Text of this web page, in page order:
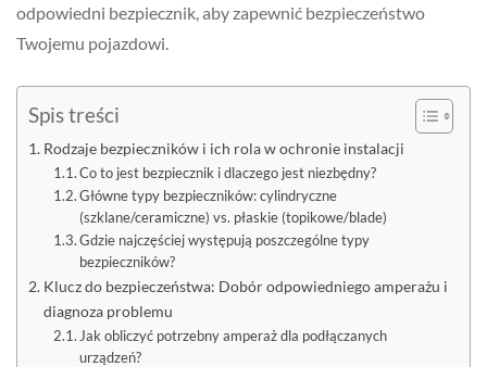
odpowiedni bezpiecznik, aby zapewnić bezpieczeństwo
Twojemu pojazdowi.
Spis treści
Rodzaje bezpieczników i ich rola w ochronie instalacji
Co to jest bezpiecznik i dlaczego jest niezbędny?
Główne typy bezpieczników: cylindryczne
(szklane/ceramiczne) vs. płaskie (topikowe/blade)
Gdzie najczęściej występują poszczególne typy
bezpieczników?
Klucz do bezpieczeństwa: Dobór odpowiedniego amperażu i
diagnoza problemu
Jak obliczyć potrzebny amperaż dla podłączanych
urządzeń?